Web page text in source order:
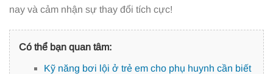
nay và cảm nhận sự thay đổi tích cực!
Có thể bạn quan tâm:
Kỹ năng bơi lội ở trẻ em cho phụ huynh cần biết